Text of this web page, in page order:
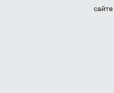
сайте